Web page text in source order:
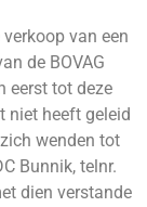
van een
de BOVAG
eerst tot deze
niet heeft geleid
wenden tot
Bunnik, telnr.
dien verstande